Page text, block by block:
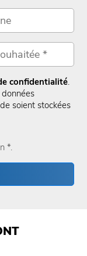
confidentialité.
soient stockées
*.